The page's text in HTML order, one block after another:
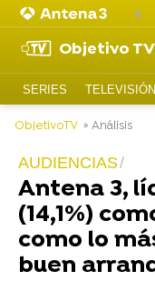
Objetivo TV
SERIES TELEVISIÓN
ObjetivoTV » Análisis
AUDIENCIAS
Antena 3,
(14,1%)
como lo
buen